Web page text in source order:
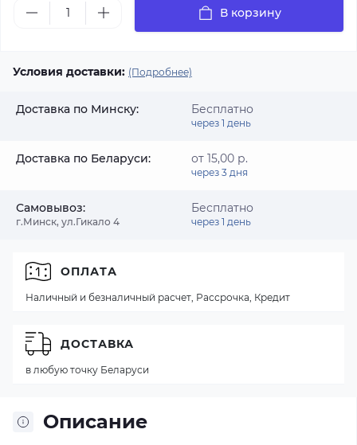
В корзину
Условия доставки: (Подробнее)
Доставка по Минску: Бесплатно
через 1 день
Доставка по Беларуси: от 15,00 р.
через 3 дня
Самовывоз:
г.Минск, ул.Гикало 4
Бесплатно
через 1 день
Описание
ОПЛАТА
Наличный и безналичный расчет, Рассрочка, Кредит
ДОСТАВКА
в любую точку Беларуси